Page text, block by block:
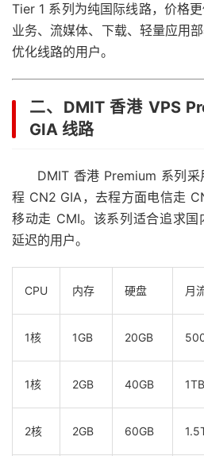
Tier 1 系列为纯国际线路，价格
业务、流媒体、下载、轻量应用
优化线路的用户。
二、DMIT 香港 VPS
GIA 线路
DMIT 香港 Premium 系列
程 CN2 GIA，去程方面电信走
移动走 CMI。该系列适合追求
延迟的用户。
CPU 内存 硬盘 月
1核 1GB 20GB
1核 2GB 40GB
2核 2GB 60GB